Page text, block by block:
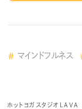
マインドフルネス
ホットヨガスタジオLAVA